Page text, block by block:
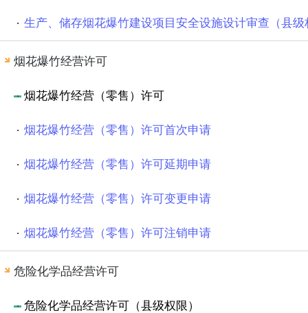
生产、储存烟花爆竹建设项目安全设施设计审查（县级
烟花爆竹经营许可
烟花爆竹经营（零售）许可
烟花爆竹经营（零售）许可首次申请
烟花爆竹经营（零售）许可延期申请
烟花爆竹经营（零售）许可变更申请
烟花爆竹经营（零售）许可注销申请
危险化学品经营许可
危险化学品经营许可（县级权限）